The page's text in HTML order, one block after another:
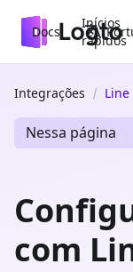
Docs
Inícios
rápidos
Integrações Line
Nessa página
com